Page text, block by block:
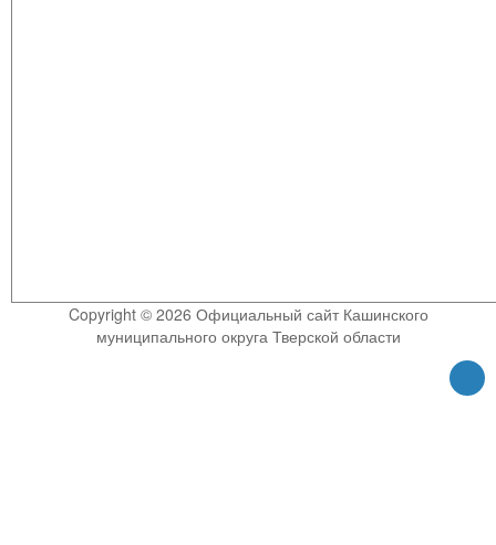
Copyright © 2026 Официальный сайт Кашинского
муниципального округа Тверской области